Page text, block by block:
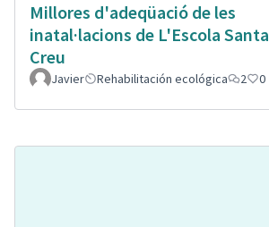
Millores d'adeqüació de les
inatal·lacions de L'Escola Santa
Creu
Javier Rehabilitación ecológica 2 0